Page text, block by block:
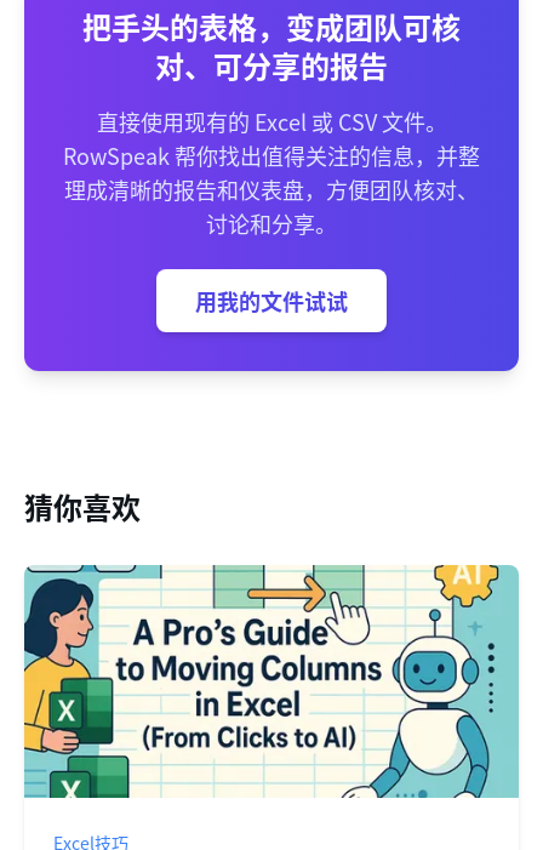
把手头的表格，变成团队可核
对、可分享的报告
直接使用现有的 Excel 或 CSV 文件。
RowSpeak 帮你找出值得关注的信息，并整
理成清晰的报告和仪表盘，方便团队核对、
讨论和分享。
用我的文件试试
猜你喜欢
Excel技巧